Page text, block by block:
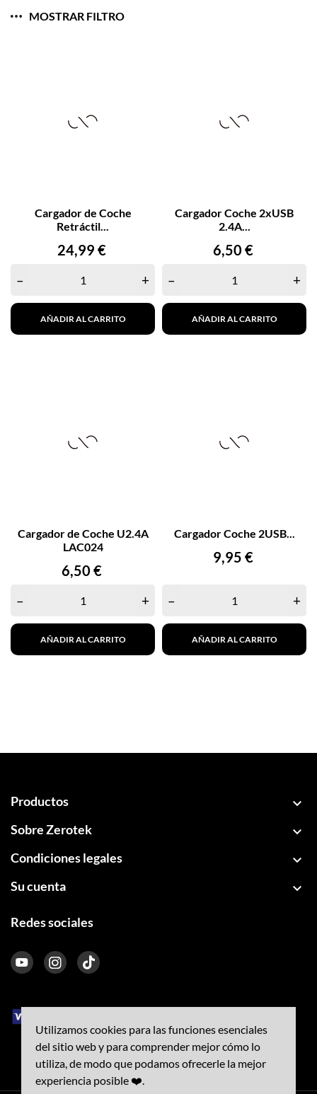
Utilizamos cookies para las funciones esenciales
del sitio web y para comprender mejor cómo lo
utiliza, de modo que podamos ofrecerle la mejor
experiencia posible ❤️.
MOSTRAR FILTRO
Cargador de Coche
Retráctil...
Precio
24,99 €
– +
AÑADIR AL CARRITO
Cargador Coche 2xUSB
2.4A...
Precio
6,50 €
– +
AÑADIR AL CARRITO
Cargador de Coche U2.4A
LAC024
Precio
6,50 €
– +
AÑADIR AL CARRITO
Cargador Coche 2USB...
Precio
9,95 €
– +
AÑADIR AL CARRITO
Productos 
Sobre Zerotek 
Condiciones legales 
Su cuenta 
Redes sociales